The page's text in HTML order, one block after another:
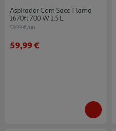
Aspirador Com Saco Flama
1670fl 700 W 1.5 L
59.99 €/un
59,99 €